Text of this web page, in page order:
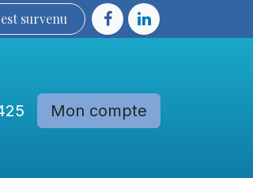
sur​​​​​​​​ve​nu​​​​​​​​​​
Mon compte